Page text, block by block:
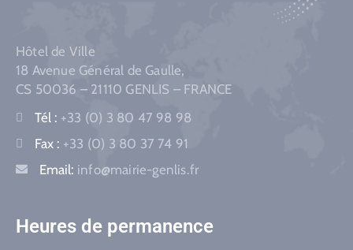
Hôtel de Ville
18 Avenue Général de Gaulle,
CS 50036 – 21110 GENLIS – FRANCE
Tél : +33 (0) 3 80 47 98 98
Fax : +33 (0) 3 80 37 74 91
Email: info@mairie-genlis.fr
Heures de permanence